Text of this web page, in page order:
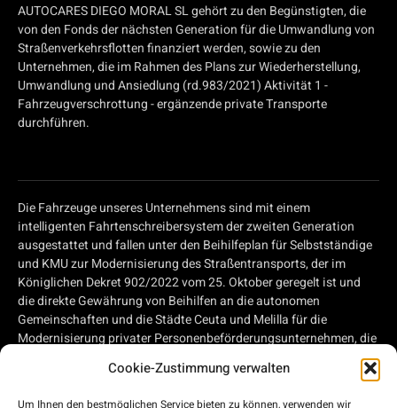
Cookie-Zustimmung verwalten
Um Ihnen den bestmöglichen Service bieten zu können, verwenden wir
AUTOCARES DIEGO MORAL SL gehört zu den Begünstigten, die
von den Fonds der nächsten Generation für die Umwandlung von
Straßenverkehrsflotten finanziert werden, sowie zu den
Unternehmen, die im Rahmen des Plans zur Wiederherstellung,
Umwandlung und Ansiedlung (rd.983/2021) Aktivität 1 -
Fahrzeugverschrottung - ergänzende private Transporte
durchführen.
Die Fahrzeuge unseres Unternehmens sind mit einem
intelligenten Fahrtenschreibersystem der zweiten Generation
ausgestattet und fallen unter den Beihilfeplan für Selbstständige
und KMU zur Modernisierung des Straßentransports, der im
Königlichen Dekret 902/2022 vom 25. Oktober geregelt ist und
die direkte Gewährung von Beihilfen an die autonomen
Gemeinschaften und die Städte Ceuta und Melilla für die
Modernisierung privater Personenbeförderungsunternehmen, die
Unternehmen, die im Straßengüterverkehr tätig sind, im Rahmen